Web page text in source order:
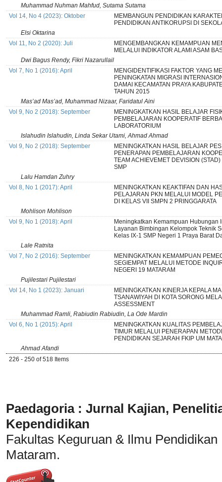
Muhammad Nuhman Mahfud, Sutama Sutama
Vol 14, No 4 (2023): Oktober
MEMBANGUN PENDIDIKAN
PENDIDIKAN ANTIKORUPSI DI
Elsi Oktarina
Vol 11, No 2 (2020): Juli
MENGEMBANGKAN KEMAMPUAN
MELALUI INDIKATOR ALAMI ASAM
Dwi Bagus Rendy, Fikri Nazarullail
Vol 7, No 1 (2016): April
MENGIDENTIFIKASI FAKTOR YANG
PENINGKATAN MIGRASI
DAMAI KECAMATAN PRAYA
TAHUN 2015
Mas’ad Mas’ad, Muhammad Nizaar, Faridatul Aini
Vol 9, No 2 (2018): September
MENINGKATKAN HASIL BELAJAR
PEMBELAJARAN KOOPERATIF
LABORATORIUM
Islahudin Islahudin, Linda Sekar Utami, Ahmad Ahmad
Vol 9, No 2 (2018): September
MENINGKATKAN HASIL BELAJAR
PENERAPAN PEMBELAJARAN
TEAM ACHIEVEMET DEVISION
SMP
Lalu Hamdan Zuhry
Vol 8, No 1 (2017): April
MENINGKATKAN KEAKTIFAN DAN
PELAJARAN PKN MELALUI MODEL
DI KELAS VII SMPN 2 PRINGGARATA
Mohlison Mohlison
Vol 9, No 1 (2018): April
Meningkatkan Kemampuan Hubungan
Layanan Bimbingan Kelompok Teknik
Kelas IX-1 SMP Negeri 1 Praya Barat
Lale Ratnita
Vol 7, No 2 (2016): September
MENINGKATKAN KEMAMPUAN
SEGIEMPAT MELALUI METODE
NEGERI 19 MATARAM
Pujilestari Pujilestari
Vol 14, No 1 (2023): Januari
MENINGKATKAN KINERJA KEPALA
TSANAWIYAH DI KOTA SORONG
ASSESSMENT
Muhammad Ramli, Rabiudin Rabiudin, La Ode Mardin
Vol 6, No 1 (2015): April
MENINGKATKAN KUALITAS
TIMUR MELALUI PENERAPAN
PENDIDIKAN SEJARAH FKIP UM
Ahmad Afandi
226 - 250 of 518 Items
Paedagoria : Jurnal Kajian,
Kependidikan
Fakultas Keguruan & Ilmu
Mataram.